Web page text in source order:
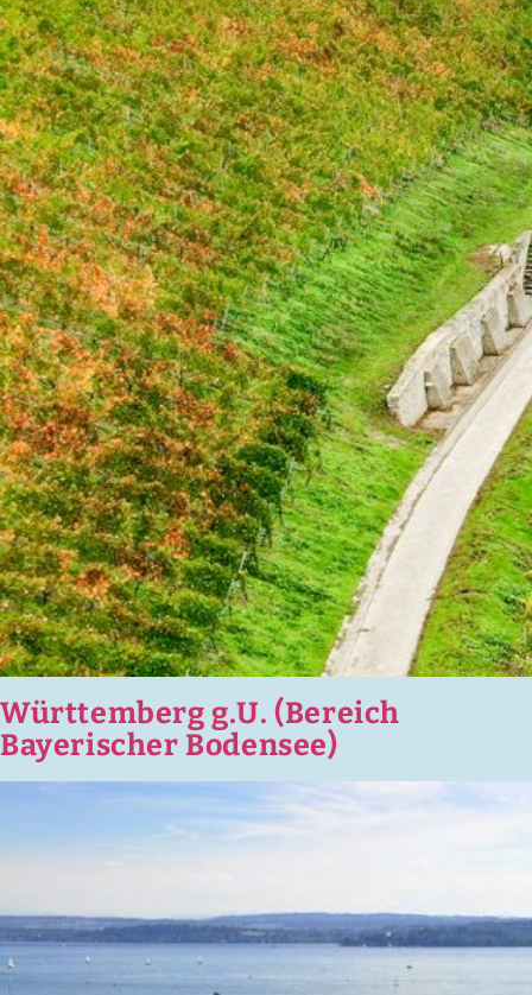
Württemberg g.U. (Bereich
Bayerischer Bodensee)